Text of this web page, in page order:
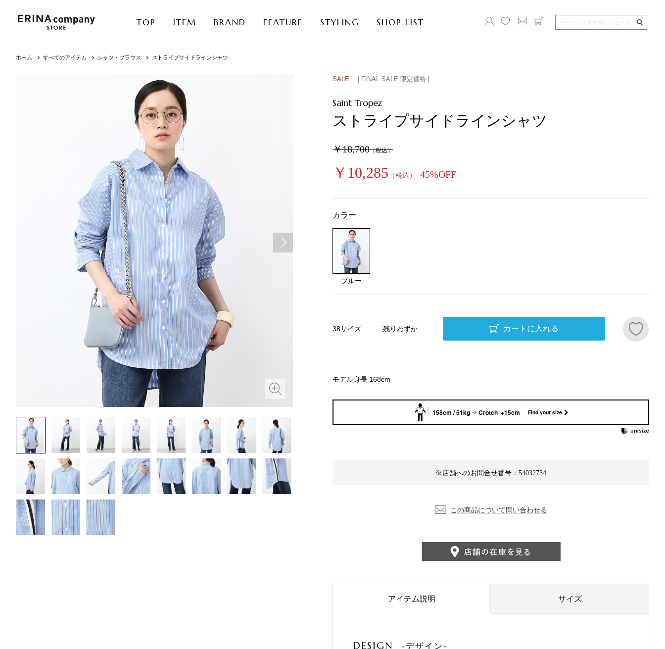
TOP ITEM BRAND FEATURE STYLING SHOP LIST
ホーム すべてのアイテム シャツ・ブラウス ストライプサイドラインシャツ
SALE | FINAL SALE 限定価格 |
ストライプサイドラインシャツ
￥18,700（税込）
￥10,285 （税込） 45%OFF
※店舗へのお問合せ番号：54032734
158cm / 51kg Crotch +15cm Find your size
Saint Tropez
カラー
ブルー
38サイズ 残りわずか カートに入れる
この商品について問い合わせる
モデル身長 168cm
アイテム説明 サイズ
DESIGN -デザイン-